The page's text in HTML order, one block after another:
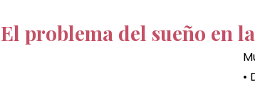
El problema del sueño en
•